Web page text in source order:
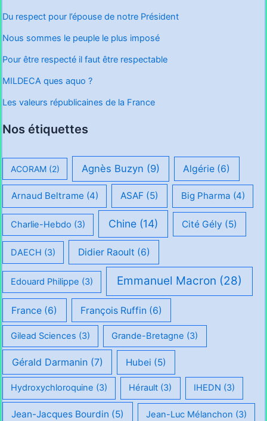
Du respect pour l’épouse de notre Président
Nous sommes le peuple le plus imposé
Pour être respecté il faut être respectable
MILDECA ques aquo ?
Les valeurs républicaines de la France
Nos étiquettes
ACORAM(2) Agnès Buzyn (9) Algérie (6)
Arnaud Beltrame (4) ASAF (5) Big Pharma (4)
Charlie-Hebdo (3) Chine (14) Cité Gély (5)
DAECH (3) Didier Raoult (6)
Edouard Philippe (3) Emmanuel Macron (28)
France (6) François Ruffin (6)
Gilead Sciences (3) Grande-Bretagne (3)
Gérald Darmanin(7) Hubei (5)
Hydroxychloroquine (3) Hérault (3) IHEDN (3)
Jean-Jacques Bourdin (5) Jean-Luc Mélanchon (3)